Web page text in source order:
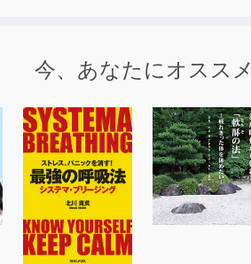
今、あなたにオススメ